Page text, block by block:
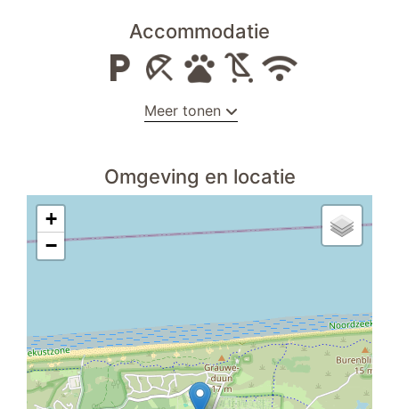
Accommodatie
Meer tonen
terras
algemeen
wasmachine
geschikt voor senioren
betaling zonder contant geld
in een vakantiepark
Omgeving en locatie
+
−